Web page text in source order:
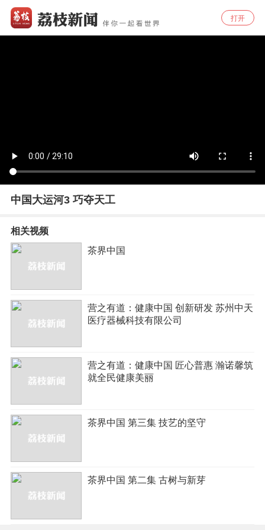
打开
中国大运河3 巧夺天工
相关视频
茶界中国
营之有道：健康中国 创新研发 苏州中天
医疗器械科技有限公司
营之有道：健康中国 匠心普惠 瀚诺馨筑
就全民健康美丽
茶界中国 第三集 技艺的坚守
茶界中国 第二集 古树与新芽